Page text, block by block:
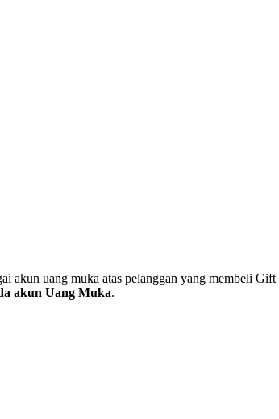
akun uang muka atas pelanggan yang membeli
akun Uang Muka.